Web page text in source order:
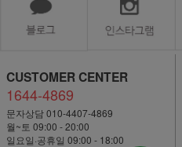
CUSTOMER CENTER
1644-4869
문자상담 010-4407-4869
월~토 09:00 - 20:00
일요일·공휴일 09:00 - 18:00